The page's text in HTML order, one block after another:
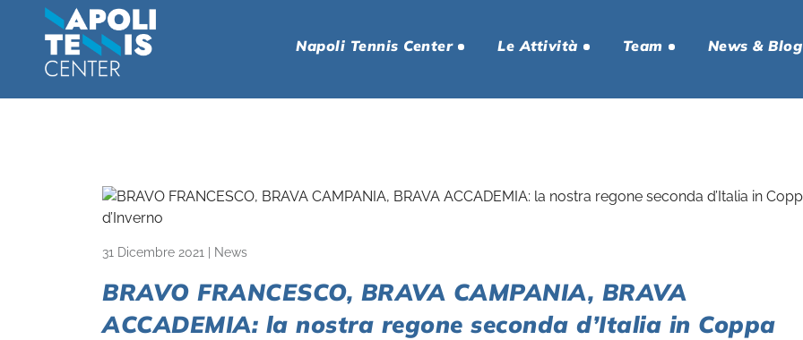
Napoli Tennis Center Le Attività Team News & Blog
31 Dicembre 2021 News
BRAVO FRANCESCO, BRAVA CAMPANIA, BRAVA
ACCADEMIA: la nostra regone seconda d’Italia in Coppa